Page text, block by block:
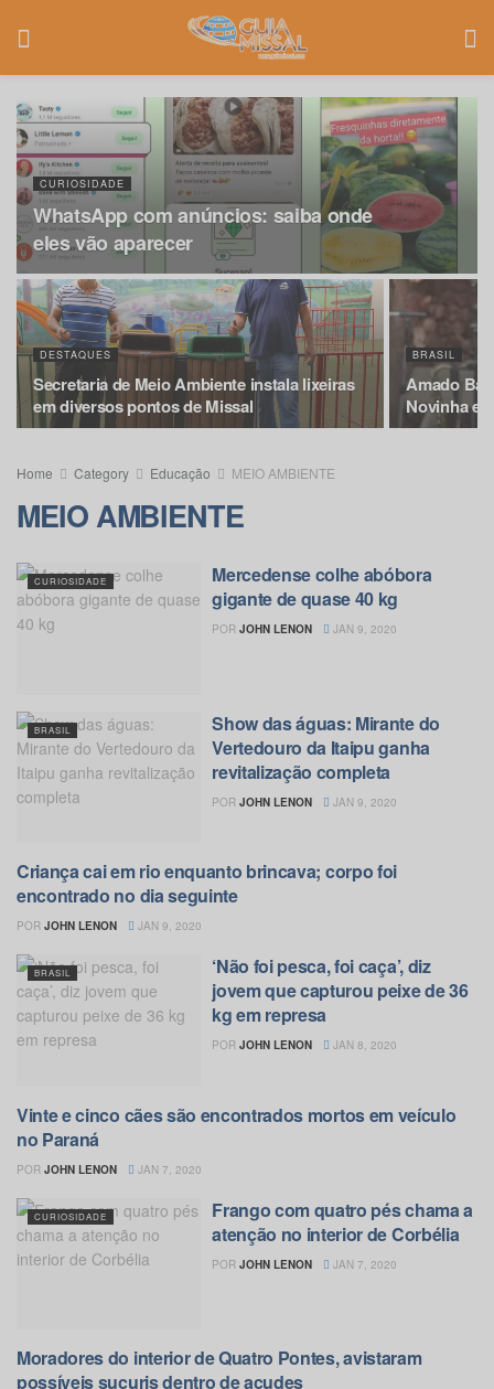
CURIOSIDADE
WhatsApp com anúncios: saiba onde
eles vão aparecer
DESTAQUES
Secretaria de Meio Ambiente instala lixeiras
em diversos pontos de Missal
BRASIL
Amado
Novinha e
Home Category Educação MEIO AMBIENTE
MEIO AMBIENTE
CURIOSIDADE
Mercedense colhe abóbora
gigante de quase 40 kg
POR JOHN LENON JAN 9, 2020
BRASIL
Show das águas: Mirante do
Vertedouro da Itaipu ganha
revitalização completa
POR JOHN LENON JAN 9, 2020
MEIO AMBIENTE
Criança cai em rio enquanto brincava; corpo foi
encontrado no dia seguinte
POR JOHN LENON JAN 9, 2020
BRASIL
‘Não foi pesca, foi caça’, diz
jovem que capturou peixe de 36
kg em represa
POR JOHN LENON JAN 8, 2020
MEIO AMBIENTE
Vinte e cinco cães são encontrados mortos em veículo
no Paraná
POR JOHN LENON JAN 7, 2020
CURIOSIDADE
Frango com quatro pés chama a
atenção no interior de Corbélia
POR JOHN LENON JAN 7, 2020
EDUCAÇÃO
Moradores do interior de Quatro Pontes, avistaram
possíveis sucuris dentro de açudes